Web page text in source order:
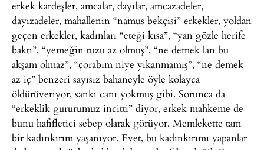
erkek kardeşler, amcalar, dayılar, amcazadeler,
dayızadeler, mahallenin “namus bekçisi” erkekler, yoldan
geçen erkekler, kadınları “eteği kısa”, “yan gözle herife
baktı”, “yemeğin tuzu az olmuş”, “ne demek lan bu
akşam olmaz”, “çorabım niye yıkanmamış”, “ne demek
az iç” benzeri sayısız bahaneyle öyle kolayca
öldürüveriyor, sanki canı yokmuş gibi. Sorunca da
“erkeklik gururumuz incitti” diyor, erkek mahkeme de
bunu hafifletici sebep olarak görüyor. Memlekette tam
bir kadınkırım yaşanıyor. Evet, bu kadınkırımı yapanlar